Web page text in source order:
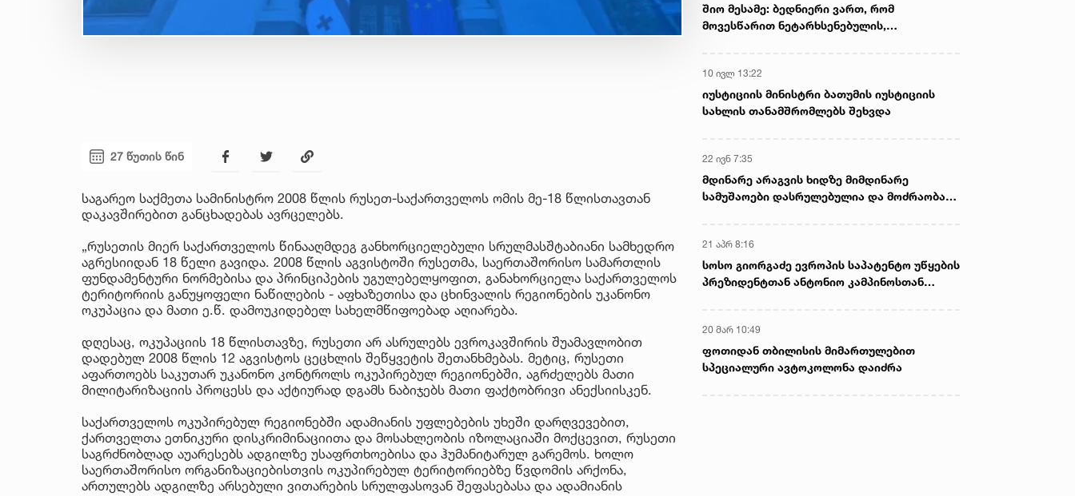
27 წუთის წინ
საგარეო საქმეთა სამინისტრო 2008 წლის რუსეთ-საქართველოს ომის მე-18 წლისთავთან
დაკავშირებით განცხადებას ავრცელებს.
„რუსეთის მიერ საქართველოს წინააღმდეგ განხორციელებული სრულმასშტაბიანი სამხედრო
აგრესიიდან 18 წელი გავიდა. 2008 წლის აგვისტოში რუსეთმა, საერთაშორისო სამართლის
ფუნდამენტური ნორმებისა და პრინციპების უგულებელყოფით, განახორციელა საქართველოს
ტერიტორიის განუყოფელი ნაწილების - აფხაზეთისა და ცხინვალის რეგიონების უკანონო
ოკუპაცია და მათი ე.წ. დამოუკიდებელ სახელმწიფოებად აღიარება.
დღესაც, ოკუპაციის 18 წლისთავზე, რუსეთი არ ასრულებს ევროკავშირის შუამავლობით
დადებულ 2008 წლის 12 აგვისტოს ცეცხლის შეწყვეტის შეთანხმებას. მეტიც, რუსეთი
აფართოებს საკუთარ უკანონო კონტროლს ოკუპირებულ რეგიონებში, აგრძელებს მათი
მილიტარიზაციის პროცესს და აქტიურად დგამს ნაბიჯებს მათი ფაქტობრივი ანექსიისკენ.
საქართველოს ოკუპირებულ რეგიონებში ადამიანის უფლებების უხეში დარღვევებით,
ქართველთა ეთნიკური დისკრიმინაციითა და მოსახლეობის იზოლაციაში მოქცევით, რუსეთი
საგრძნობლად აუარესებს ადგილზე უსაფრთხოებისა და ჰუმანიტარულ გარემოს. ხოლო
საერთაშორისო ორგანიზაციებისთვის ოკუპირებულ ტერიტორიებზე წვდომის არქონა,
ართულებს ადგილზე არსებული ვითარების სრულფასოვან შეფასებასა და ადამიანის
შიო მესამე: ბედნიერი ვართ, რომ
მოვესწარით ნეტარხსენებულის,
10 ივლ 13:22
იუსტიციის მინისტრი ბათუმის იუსტიციის
სახლის თანამშრომლებს შეხვდა
22 ივნ 7:35
მდინარე არაგვის ხიდზე მიმდინარე
სამუშაოები დასრულებულია და მოძრაობა
21 აპრ 8:16
სოსო გიორგაძე ევროპის საპატენტო უწყების
პრეზიდენტთან ანტონიო კამპინოსთან
20 მარ 10:49
ფოთიდან თბილისის მიმართულებით
სპეციალური ავტოკოლონა დაიძრა